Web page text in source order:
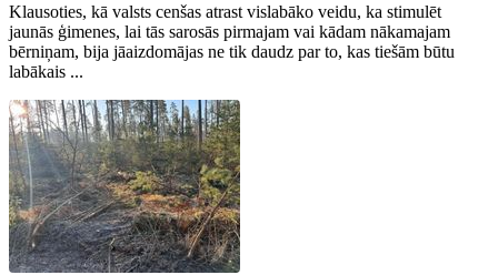
Klausoties, kā valsts cenšas atrast vislabāko veidu, ka stimulēt
jaunās ģimenes, lai tās sarosās pirmajam vai kādam nākamajam
bērniņam, bija jāaizdomājas ne tik daudz par to, kas tiešām būtu
labākais ...